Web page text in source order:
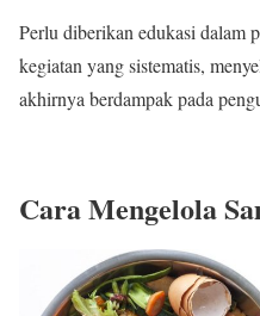
Perlu diberikan edukasi dalam
kegiatan yang sistematis,
akhirnya berdampak pada
Cara Mengelola